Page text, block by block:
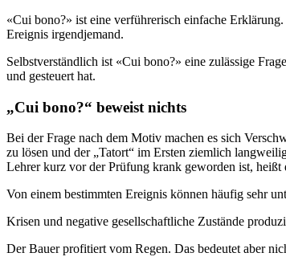
«Cui bono?» ist eine verführerisch einfache
Ereignis irgendjemand.
Selbstverständlich ist «Cui bono?» eine zulässige
und gesteuert hat.
„Cui bono?“ beweist nichts
Bei der Frage nach dem Motiv machen es sich
zu lösen und der „Tatort“ im Ersten ziemlich
Lehrer kurz vor der Prüfung krank geworden ist, heißt
Von einem bestimmten Ereignis können häufig sehr
Krisen und negative gesellschaftliche Zustände
Der Bauer profitiert vom Regen. Das bedeutet aber